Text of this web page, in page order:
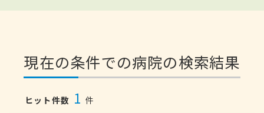
現在の条件での病院の検索結果
ヒット件数 1 件